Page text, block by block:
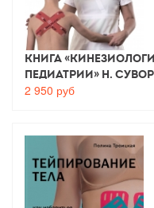
Книга
педиатрии» Н.
2 950 руб